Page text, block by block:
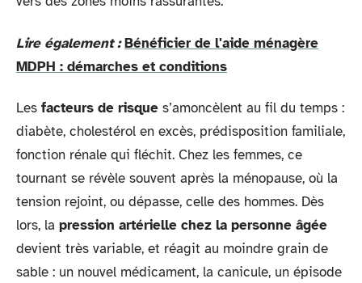
Lire également : Bénéficier de l'aide ménagère
MDPH : démarches et conditions
Les facteurs de risque s’amoncèlent au fil du temps :
diabète, cholestérol en excès, prédisposition familiale,
fonction rénale qui fléchit. Chez les femmes, ce
tournant se révèle souvent après la ménopause, où la
tension rejoint, ou dépasse, celle des hommes. Dès
lors, la pression artérielle chez la personne âgée
devient très variable, et réagit au moindre grain de
sable : un nouvel médicament, la canicule, un épisode